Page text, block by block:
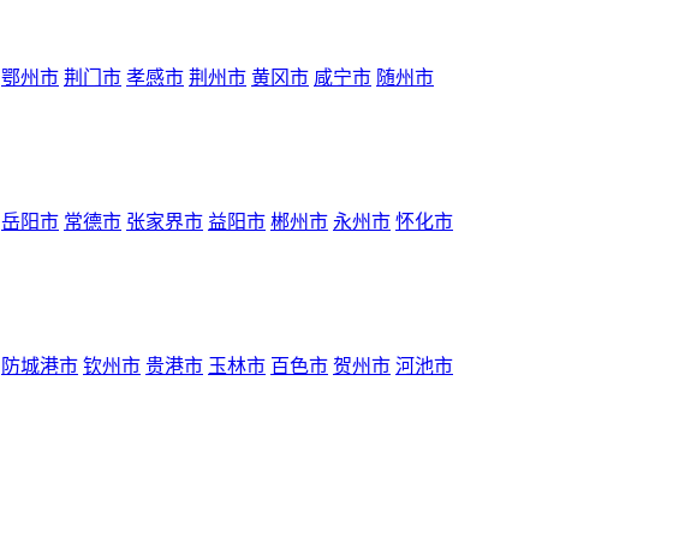
鄂州市 荆门市 孝感市 荆州市 黄冈市 咸宁市 随州市
岳阳市 常德市 张家界市 益阳市 郴州市 永州市 怀化市
防城港市 钦州市 贵港市 玉林市 百色市 贺州市 河池市